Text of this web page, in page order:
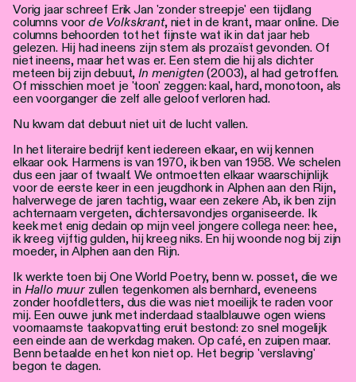
Vorig jaar schreef Erik Jan 'zonder streepje' een tijdlang
columns voor de Volkskrant, niet in de krant, maar online. Die
columns behoorden tot het fijnste wat ik in dat jaar heb
gelezen. Hij had ineens zijn stem als prozaïst gevonden. Of
niet ineens, maar het was er. Een stem die hij als dichter
meteen bij zijn debuut, In menigten (2003), al had getroffen.
Of misschien moet je 'toon' zeggen: kaal, hard, monotoon, als
een voorganger die zelf alle geloof verloren had.
Nu kwam dat debuut niet uit de lucht vallen.
In het literaire bedrijf kent iedereen elkaar, en wij kennen
elkaar ook. Harmens is van 1970, ik ben van 1958. We schelen
dus een jaar of twaalf. We ontmoetten elkaar waarschijnlijk
voor de eerste keer in een jeugdhonk in Alphen aan den Rijn,
halverwege de jaren tachtig, waar een zekere Ab, ik ben zijn
achternaam vergeten, dichtersavondjes organiseerde. Ik
keek met enig dedain op mijn veel jongere collega neer: hee,
ik kreeg vijftig gulden, hij kreeg niks. En hij woonde nog bij zijn
moeder, in Alphen aan den Rijn.
Ik werkte toen bij One World Poetry, benn w. posset, die we
in Hallo muurzullen tegenkomen als bernhard, eveneens
zonder hoofdletters, dus die was niet moeilijk te raden voor
mij. Een ouwe junk met inderdaad staalblauwe ogen wiens
voornaamste taakopvatting eruit bestond: zo snel mogelijk
een einde aan de werkdag maken. Op café, en zuipen maar.
Benn betaalde en het kon niet op. Het begrip 'verslaving'
begon te dagen.